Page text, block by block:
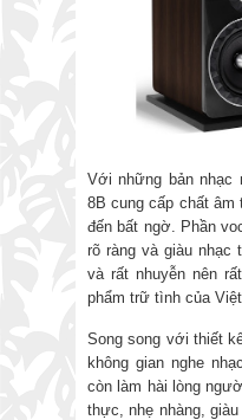
Với những bản nhạc
8B cung cấp chất âm
đến bất ngờ. Phần
rõ ràng và giàu nhạc
và rất nhuyễn nên
phẩm trữ tình của Việt
Song song với thiết
không gian nghe
còn làm hài lòng
thực, nhẹ nhàng,